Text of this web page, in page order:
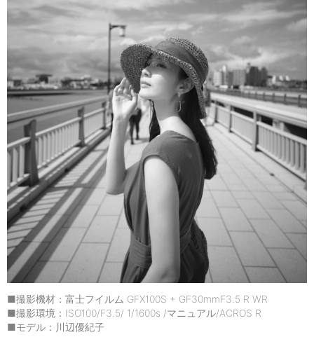
■撮影機材：富士フイルム GFX100S + GF30mmF3.5 R WR
■撮影環境：ISO100/F3.5/ 1/1600s /マニュアル/ACROS R
■モデル：川辺優紀子